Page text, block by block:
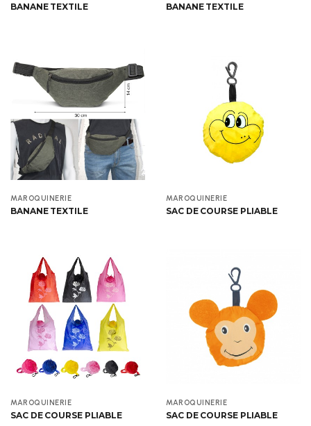
BANANE TEXTILE BANANE TEXTILE
MAROQUINERIE
BANANE TEXTILE
MAROQUINERIE
SAC DE COURSE PLIABLE
MAROQUINERIE
SAC DE COURSE PLIABLE
MAROQUINERIE
SAC DE COURSE PLIABLE